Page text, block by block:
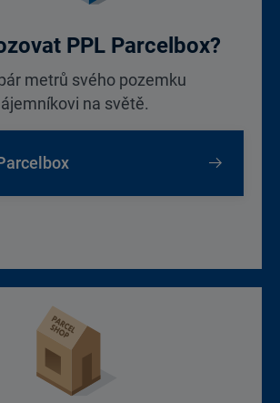
PPL Parcelbox?
metrů svého pozemku
na světě.